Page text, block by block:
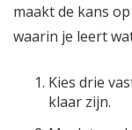
maakt de kans
waarin je leert
Kies drie
klaar zijn.